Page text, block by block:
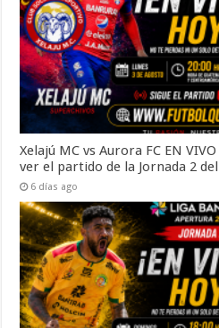
Xelajú MC vs Aurora FC EN
ver el partido de la Jornada 2
6 días ago